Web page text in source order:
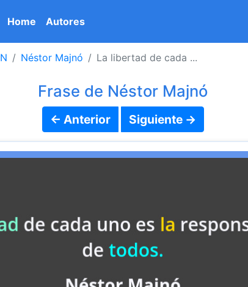
Home (current)
Autores
N Néstor Majnó La libertad de cada ...
Frase de Néstor Majnó
← Anterior Siguiente →